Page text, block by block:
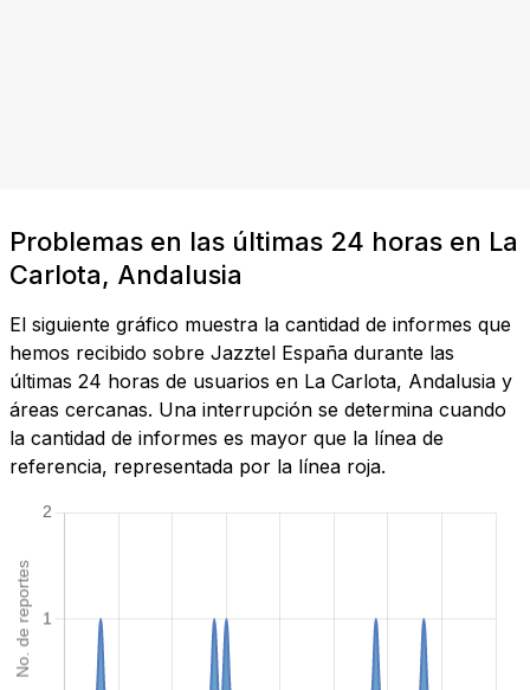
Problemas en las últimas 24 horas en La
Carlota, Andalusia
El siguiente gráfico muestra la cantidad de informes que
hemos recibido sobre Jazztel España durante las
últimas 24 horas de usuarios en La Carlota, Andalusia y
áreas cercanas. Una interrupción se determina cuando
la cantidad de informes es mayor que la línea de
referencia, representada por la línea roja.